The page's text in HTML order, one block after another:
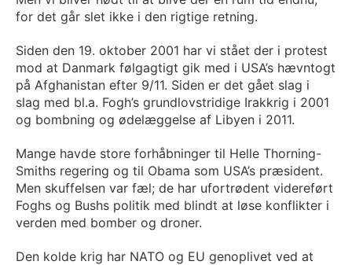
for det går slet ikke i den rigtige retning.
Siden den 19. oktober 2001 har vi stået der i protest
mod at Danmark følgagtigt gik med i USA’s hævntogt
på Afghanistan efter 9/11. Siden er det gået slag i
slag med bl.a. Fogh’s grundlovstridige Irakkrig i 2001
og bombning og ødelæggelse af Libyen i 2011.
Mange havde store forhåbninger til Helle Thorning-
Smiths regering og til Obama som USA’s præsident.
Men skuffelsen var fæl; de har ufortrødent videreført
Foghs og Bushs politik med blindt at løse konflikter i
verden med bomber og droner.
Den kolde krig har NATO og EU genoplivet ved at